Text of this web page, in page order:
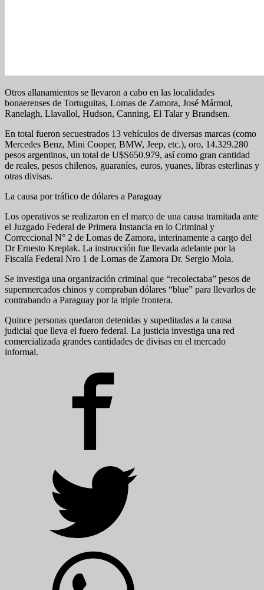
Otros allanamientos se llevaron a cabo en las localidades
bonaerenses de Tortuguitas, Lomas de Zamora, José Mármol,
Ranelagh, Llavallol, Hudson, Canning, El Talar y Brandsen.
En total fueron secuestrados 13 vehículos de diversas marcas (como
Mercedes Benz, Mini Cooper, BMW, Jeep, etc.), oro, 14.329.280
pesos argentinos, un total de U$S650.979, así como gran cantidad
de reales, pesos chilenos, guaraníes, euros, yuanes, libras esterlinas y
otras divisas.
La causa por tráfico de dólares a Paraguay
Los operativos se realizaron en el marco de una causa tramitada ante
el Juzgado Federal de Primera Instancia en lo Criminal y
Correccional N° 2 de Lomas de Zamora, interinamente a cargo del
Dr Ernesto Kreplak. La instrucción fue llevada adelante por la
Fiscalía Federal Nro 1 de Lomas de Zamora Dr. Sergio Mola.
Se investiga una organización criminal que “recolectaba” pesos de
supermercados chinos y compraban dólares “blue” para llevarlos de
contrabando a Paraguay por la triple frontera.
Quince personas quedaron detenidas y supeditadas a la causa
judicial que lleva el fuero federal. La justicia investiga una red
comercializada grandes cantidades de divisas en el mercado
informal.